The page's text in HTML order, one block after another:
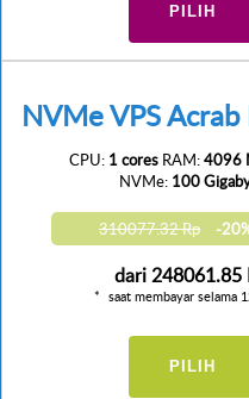
PILIH
NVMe VPS
CPU: 1 cores RAM:4096
NVMe: 100
310077.32 Rp -
dari 248061.85
saat membayar selama
PILIH